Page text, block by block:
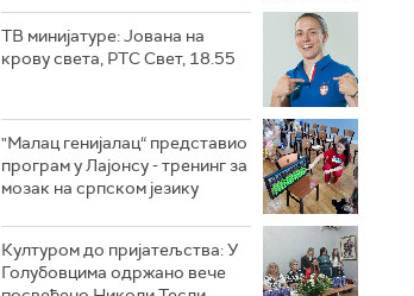
ТВ минијатуре: Јована на
крову света, РТС Свет, 18.55
"Малац генијалац“ представио
програм у Лајонсу - тренинг за
мозак на српском језику
Културом до пријатељства: У
Голубовцима одржано вече